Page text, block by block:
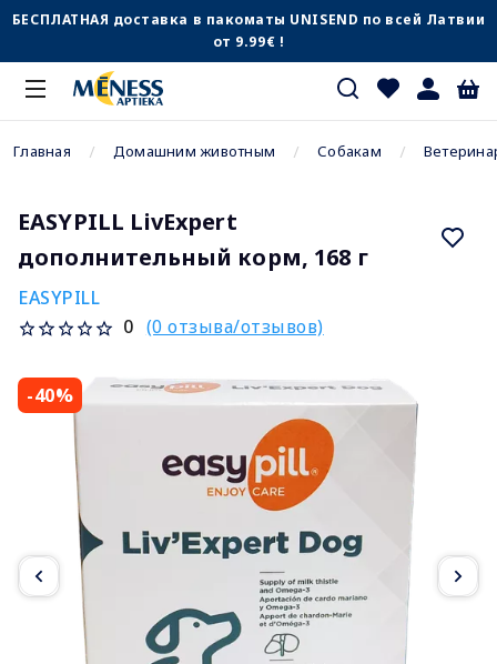
БЕСПЛАТНАЯ доставка в пакоматы UNISEND по всей Латвии
от 9.99€ !
Главная Домашним животным Собакам
EASYPILL LivExpert
дополнительный корм, 168 г
EASYPILL
0 (0 отзыва/отзывов)
-40%